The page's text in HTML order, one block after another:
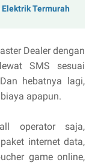
Termurah
Dealer dengan
SMS sesuai
hebatnya lagi,
apapun.
operator saja,
internet data,
game online,